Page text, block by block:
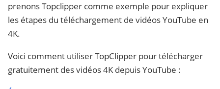
prenons Topclipper comme exemple pour expliquer
les étapes du téléchargement de vidéos YouTube en
4K.
Voici comment utiliser TopClipper pour télécharger
gratuitement des vidéos 4K depuis YouTube :